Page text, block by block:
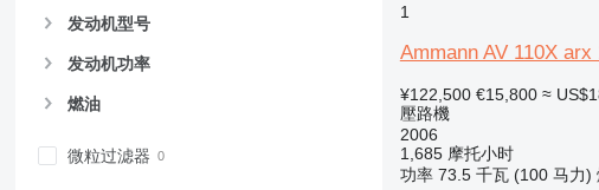
发动机型号
发动机功率
燃油
微粒过滤器
1
Ammann AV 110X arx
¥122,500 €15,800 ≈
壓路機
2006
1,685 摩托小时
功率 73.5 千瓦 (100 马力)